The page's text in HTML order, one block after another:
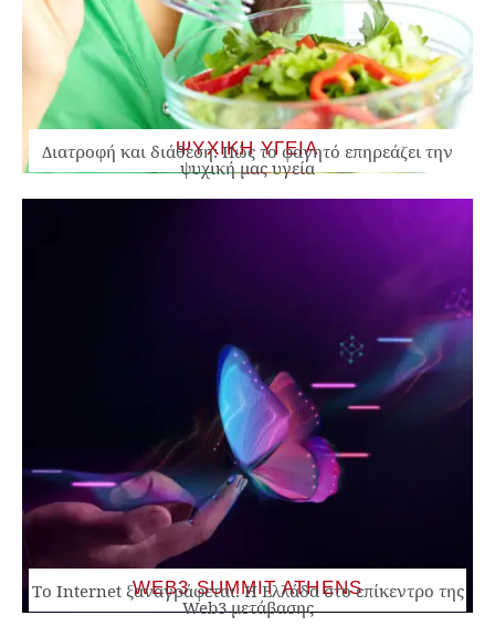
ΨΥΧΙΚΗ ΥΓΕΙΑ
Διατροφή και διάθεση: Πώς το φαγητό επηρεάζει την
ψυχική μας υγεία
WEB3 SUMMIT ATHENS
Το Internet ξαναγράφεται. Η Ελλάδα στο επίκεντρο της
Web3 μετάβασης